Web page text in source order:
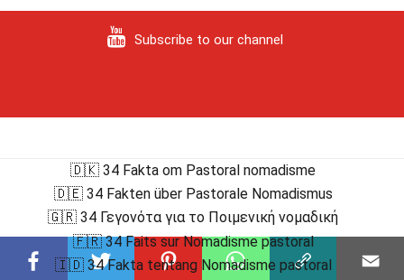
Subscribe to our channel
🇩🇰 34 Fakta om Pastoral nomadisme
🇩🇪 34 Fakten über Pastorale Nomadismus
🇬🇷 34 Γεγονότα για το Ποιμενική νομαδική
🇫🇷 34 Faits sur Nomadisme pastoral
🇮🇩 34 Fakta tentang Nomadisme pastoral